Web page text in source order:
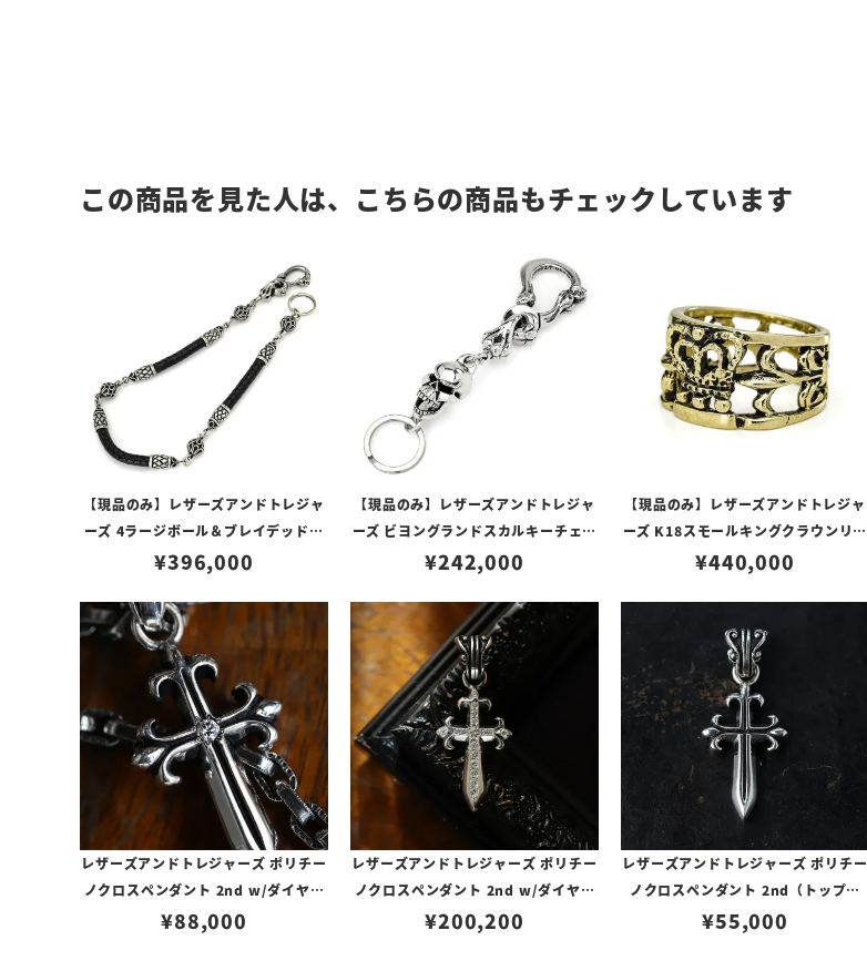
この商品を見た人は、こちらの商品もチェックしています
【現品のみ】レザーズアンドトレジャ
ーズ 4ラージボール＆ブレイデッドレ
ザーウォレットチェーン w/スモール
¥396,000
【現品のみ】レザーズアンドトレジャ
ーズ ビヨングランドスカルキーチェー
ン
¥242,000
【現品のみ】レザーズアンドトレジャ
ーズ K18スモールキングクラウンリン
グ【リングサイズ13号】
¥440,000
レザーズアンドトレジャーズ ポリチー
ノクロスペンダント 2nd w/ダイヤモ
ンド（トップのみ）
¥88,000
レザーズアンドトレジャーズ ポリチー
ノクロスペンダント 2nd w/ダイヤモ
ンドパヴェ（トップのみ）
¥200,200
レザーズアンドトレジャーズ ポリチー
ノクロスペンダント 2nd（トップの
み）
¥55,000